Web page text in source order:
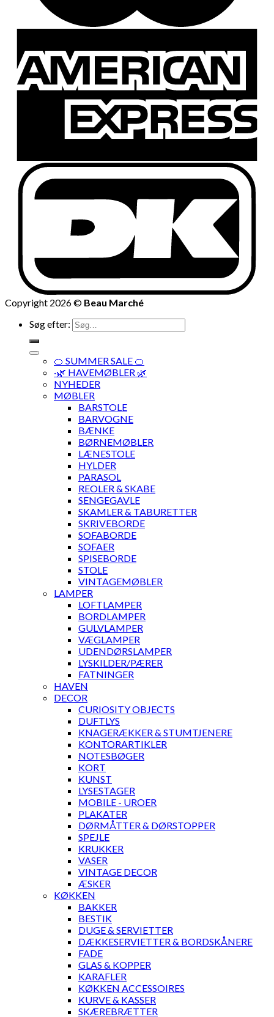
Copyright 2026 © Beau Marché
Søg efter:
🍊 SUMMER SALE 🍊
·🌿 HAVEMØBLER 🌿
NYHEDER
MØBLER
BARSTOLE
BARVOGNE
BÆNKE
BØRNEMØBLER
LÆNESTOLE
HYLDER
PARASOL
REOLER & SKABE
SENGEGAVLE
SKAMLER & TABURETTER
SKRIVEBORDE
SOFABORDE
SOFAER
SPISEBORDE
STOLE
VINTAGEMØBLER
LAMPER
LOFTLAMPER
BORDLAMPER
GULVLAMPER
VÆGLAMPER
UDENDØRSLAMPER
LYSKILDER/PÆRER
FATNINGER
HAVEN
DECOR
CURIOSITY OBJECTS
DUFTLYS
KNAGERÆKKER & STUMTJENERE
KONTORARTIKLER
NOTESBØGER
KORT
KUNST
LYSESTAGER
MOBILE - UROER
PLAKATER
DØRMÅTTER & DØRSTOPPER
SPEJLE
KRUKKER
VASER
VINTAGE DECOR
ÆSKER
KØKKEN
BAKKER
BESTIK
DUGE & SERVIETTER
DÆKKESERVIETTER & BORDSKÅNERE
FADE
GLAS & KOPPER
KARAFLER
KØKKEN ACCESSOIRES
KURVE & KASSER
SKÆREBRÆTTER